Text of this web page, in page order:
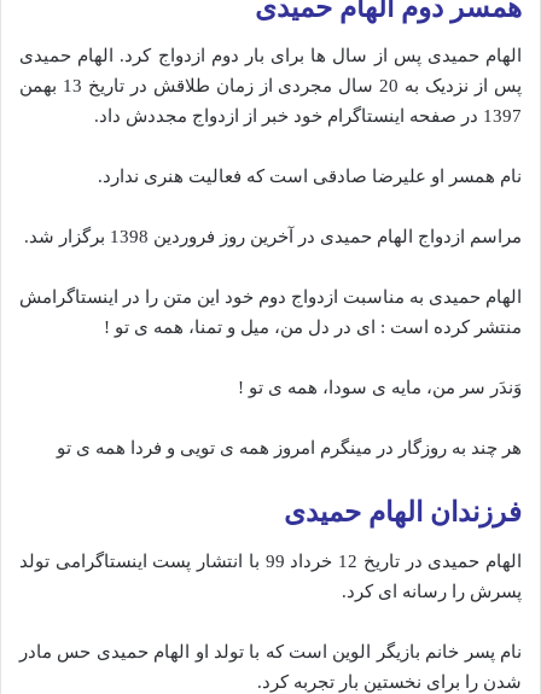
همسر دوم الهام حمیدی
الهام حمیدی پس از سال ها برای بار دوم ازدواج کرد. الهام حمیدی
پس از نزدیک به 20 سال مجردی از زمان طلاقش در تاریخ 13 بهمن
1397 در صفحه اینستاگرام خود خبر از ازدواج مجددش داد.
نام همسر او علیرضا صادقی است که فعالیت هنری ندارد.
مراسم ازدواج الهام حمیدی در آخرین روز فروردین 1398 برگزار شد.
الهام حمیدی به مناسبت ازدواج دوم خود این متن را در اینستاگرامش
منتشر کرده است : ای در دل من، میل و تمنا، همه ی تو !
وَندَر سر من، مایه ی سودا، همه ی تو !
هر چند به روزگار در مینگرم امروز همه ی تویی و فردا همه ی تو
فرزندان الهام حمیدی
الهام حمیدی در تاریخ 12 خرداد 99 با انتشار پست اینستاگرامی تولد
پسرش را رسانه ای کرد.
نام پسر خانم بازیگر الوین است که با تولد او الهام حمیدی حس مادر
شدن را برای نخستین بار تجربه کرد.